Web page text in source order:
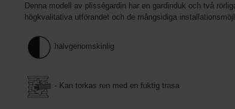
Denna modell av plisségardin har en gardinduk och två
högkvalitativa utförandet och de mångsidiga
halvgenomskinlig
- Kan torkas ren med en fuktig trasa